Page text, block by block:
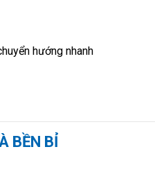
hướng nhanh
BỀN BỈ